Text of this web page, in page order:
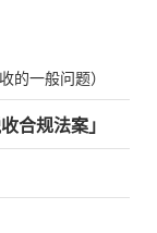
的一般问题）
合规法案」